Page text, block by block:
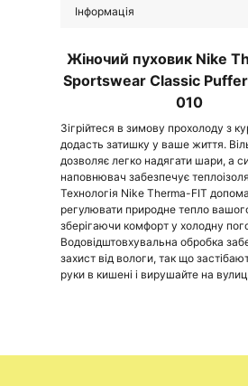
Інформація
Жіночий пуховик Nike
Sportswear Classic
010
Зігрійтеся в зимову прохолоду з
додасть затишку у ваше життя.
дозволяє легко надягати шари, а
наповнювач забезпечує
Технологія Nike Therma-FIT
регулювати природне тепло
зберігаючи комфорт у холодну
Водовідштовхувальна обробка
захист від вологи, так що
руки в кишені і вирушайте на